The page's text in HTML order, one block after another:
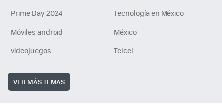
Prime Day 2024
Tecnología en México
Móviles android
México
videojuegos
Telcel
VER MÁS TEMAS